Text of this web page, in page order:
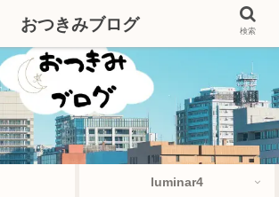
luminar4
おつきみブログ 検索